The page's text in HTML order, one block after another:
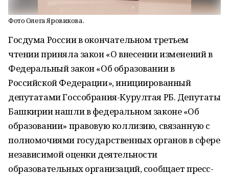
Фото Олега Яровикова.
Госдума России в окончательном третьем
чтении приняла закон «О внесении изменений в
Федеральный закон «Об образовании в
Российской Федерации», инициированный
депутатами Госсобрания-Курултая РБ. Депутаты
Башкирии нашли в федеральном законе «Об
образовании» правовую коллизию, связанную с
полномочиями государственных органов в сфере
независимой оценки деятельности
образовательных организаций, сообщает пресс-